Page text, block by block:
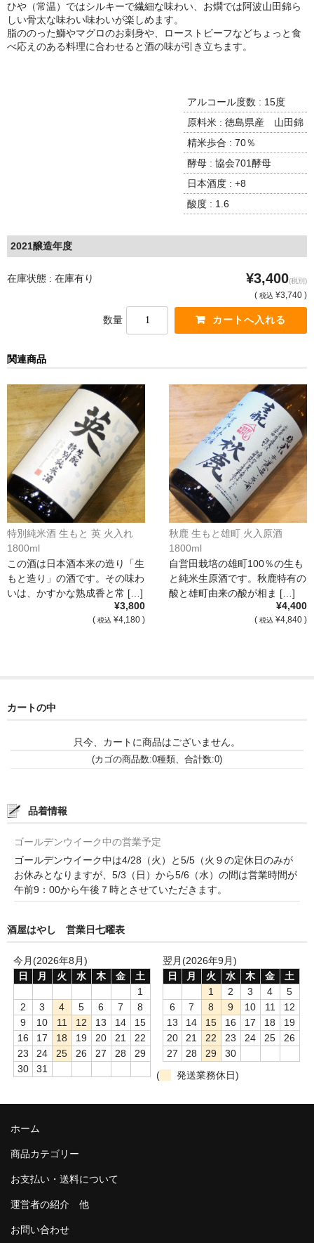
✚旭日 旭日酒造（島根県出雲市）
悦凱陣 丸尾本店（香川県琴平市）
明るい農村 霧島町蒸留所（鹿児島県霧島市）
鶴見 大石酒造（鹿児島県阿久根市）
自 然 派 ワ イ ン
France/ﾌﾗﾝｽ
France Champagne /ﾌﾗﾝｽ・ｼｬﾝﾊﾟｰﾆｭ
France Bourgogone/ﾌﾗﾝｽ･ﾌﾞﾙｺﾞｰﾆｭ
Pattes Loup（ﾊﾟｯﾄ・ﾙｰ）
Marcel Lapierre（ﾏﾙｾﾙ・ﾗﾋﾟｴｰﾙ）
Philippe Jambon（ﾌｨﾘｯﾌﾟ･ｼﾞｬﾝﾎﾞﾝ）
Roblet Monnot（ﾛﾌﾞﾚ･ﾓﾉ）
France Cotes du Rhone /ﾌﾗﾝｽ･ｺｰﾄ･ﾃﾞｭ･ﾛｰﾇ
Les Vignerons d’Estezargues（ｴｽﾃｻﾞﾙｸﾞ協同組合）
Les Champs Libres（ﾚ･ｼｬﾝ･ﾘｰﾌﾞﾙ）
Domaine des Bois Lucas（ﾄﾞﾒｰﾇ･ﾃﾞ･ﾎﾞｱ･ﾙｶ）
Abruzzo/ｱﾌﾞﾙｯﾂｫ州
Fabulas（ﾌｧﾋﾞｭﾗｽ）
United States of America / ｱﾒﾘｶ合衆国
Broc Cellars（ﾌﾞﾛｯｸ・ｾﾗｰｽﾞ）
和-リキュール
ひやおろし
キッコウトミ
南蔵商店
ひや（常温）ではシルキーで繊細な味わい、お燗では阿波山田錦ら
しい骨太な味わい味わいが楽しめます。
脂ののった鰤やマグロのお刺身や、ローストビーフなどちょっと食
べ応えのある料理に合わせると酒の味が引き立ちます。
アルコール度数 : 15度
原料米 : 徳島県産 山田錦
精米歩合 : 70％
酵母 : 協会701酵母
日本酒度 : +8
酸度 : 1.6
2021醸造年度
在庫状態 : 在庫有り ¥3,400(税別)
( 税込 ¥3,740 )
数量
関連商品
特別純米酒 生もと 英 火入れ
1800ml
この酒は日本酒本来の造り「生
もと造り」の酒です。その味わ
いは、かすかな熟成香と常 […]
¥3,800
( 税込 ¥4,180 )
秋鹿 生もと雄町 火入原酒
1800ml
自営田栽培の雄町100％の生も
と純米生原酒です。秋鹿特有の
酸と雄町由来の酸が相ま […]
¥4,400
( 税込 ¥4,840 )
カートの中
只今、カートに商品はございません。
(カゴの商品数:0種類、合計数:0)
品着情報
ゴールデンウイーク中の営業予定
ゴールデンウイーク中は4/28（火）と5/5（火９の定休日のみが
お休みとなりますが、5/3（日）から5/6（水）の間は営業時間が
午前9：00から午後７時とさせていただきます。
酒屋はやし 営業日七曜表
今月(2026年8月)
日
月 火 水 木 金
土
1
2
3 4 5 6 7
8
9
10 11 12 13 14
15
16
17 18 19 20 21
22
23
24 25 26 27 28
29
30
31
翌月(2026年9月)
日
月 火 水 木 金
土
1
2 3 4
5
6
7 8 9 10 11
12
13
14 15 16 17 18
19
20
21 22 23 24 25
26
27
28 29
30
(
発送業務休日)
ホーム
商品カテゴリー
お支払い・送料について
運営者の紹介 他
お問い合わせ